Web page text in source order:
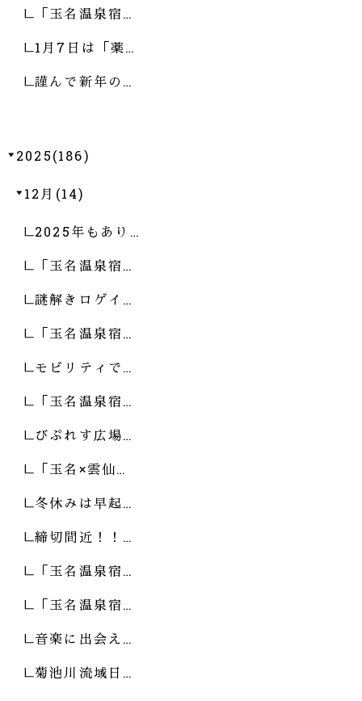
「玉名温泉宿…
1月7日は「薬…
謹んで新年の…
2025(186)
12月(14)
2025年もあり…
「玉名温泉宿…
謎解きロゲイ…
「玉名温泉宿…
モビリティで…
「玉名温泉宿…
びぷれす広場…
「玉名×雲仙…
冬休みは早起…
締切間近！！…
「玉名温泉宿…
「玉名温泉宿…
音楽に出会え…
菊池川流域日…